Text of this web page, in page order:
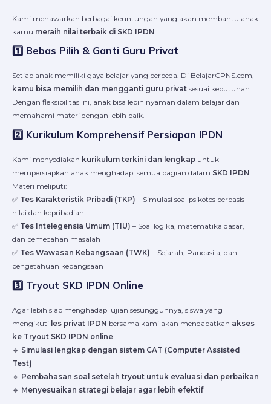
Kami menawarkan berbagai keuntungan yang akan membantu anak
kamu meraih nilai terbaik di SKD IPDN
1️⃣ Bebas Pilih & Ganti Guru Privat
Setiap anak memiliki gaya belajar yang berbeda. Di BelajarCPNS.com,
kamu bisa memilih dan mengganti guru privat sesuai kebutuhan.
Dengan fleksibilitas ini, anak bisa lebih nyaman dalam belajar dan
memahami materi dengan lebih baik.
2️⃣ Kurikulum Komprehensif Persiapan IPDN
Kami menyediakan kurikulum terkini dan lengkap untuk
mempersiapkan anak menghadapi semua bagian dalam SKD IPDN .
Materi meliputi:
✅ Tes Karakteristik Pribadi (TKP) – Simulasi soal psikotes berbasis
nilai dan kepribadian
✅ Tes Intelegensia Umum (TIU) – Soal logika, matematika dasar,
dan pemecahan masalah
✅ Tes Wawasan Kebangsaan (TWK) – Sejarah, Pancasila, dan
pengetahuan kebangsaan
3️⃣ Tryout SKD IPDN Online
Agar lebih siap menghadapi ujian sesungguhnya, siswa yang
mengikuti les privat IPDN bersama kami akan mendapatkan akses
ke Tryout SKD IPDN online.
🔹 Simulasi lengkap dengan sistem CAT (Computer Assisted
Test)
🔹 Pembahasan soal setelah tryout untuk evaluasi dan perbaikan
🔹 Menyesuaikan strategi belajar agar lebih efektif